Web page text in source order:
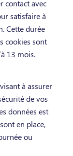
contact avec
satisfaire à
Cette durée
cookies sont
13 mois.
à assurer
de vos
données est
en place,
ou